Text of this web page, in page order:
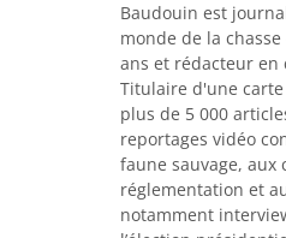
Baudouin est
monde de la
ans et rédacteur en
Titulaire d'une
plus de 5 000
reportages vidéo
faune sauvage, aux
réglementation et
notamment